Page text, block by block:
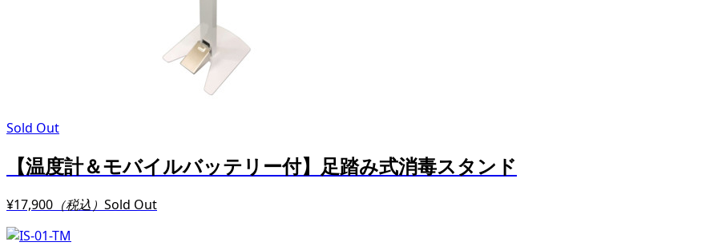
Sold Out
【温度計＆モバイルバッテリー付】足踏み式消毒スタンド
¥17,900 （税込） Sold Out